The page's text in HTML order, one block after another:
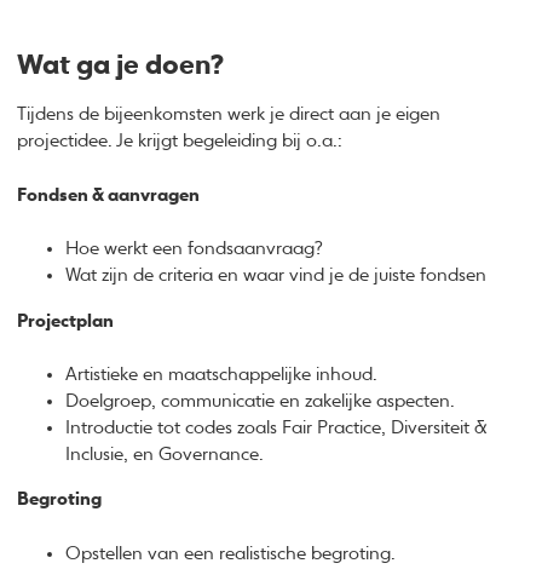
Wat ga je doen?
Tijdens de bijeenkomsten werk je direct aan je eigen
projectidee. Je krijgt begeleiding bij o.a.:
Fondsen & aanvragen
Hoe werkt een fondsaanvraag?
Wat zijn de criteria en waar vind je de juiste fondsen
Projectplan
Artistieke en maatschappelijke inhoud.
Doelgroep, communicatie en zakelijke aspecten.
Introductie tot codes zoals Fair Practice, Diversiteit &
Inclusie, en Governance.
Begroting
Opstellen van een realistische begroting.